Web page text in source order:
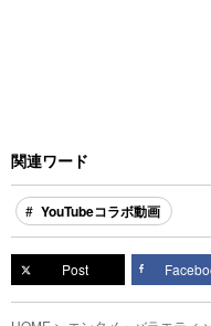
関連ワード
YouTubeコラボ動画
Post